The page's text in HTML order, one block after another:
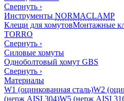
Свернуть ›
Инструменты NORMACLAMP
Клещи для хомутовМонтажные
TORRO
Свернуть ›
Силовые хомуты
Одноболтовый хомут GBS
Свернуть ›
Материалы
W1 (оцинкованная сталь)W2
(нерж AISI 304)W5 (нерж AISI